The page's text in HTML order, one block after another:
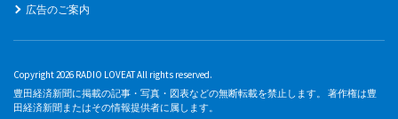
広告のご案内
Copyright 2026 RADIO LOVEAT All rights reserved.
豊田経済新聞に掲載の記事・写真・図表などの無断転載を禁止します。 著作権は豊
田経済新聞またはその情報提供者に属します。